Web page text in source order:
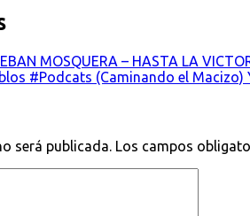
MOSQUERA – HASTA LA
#Podcats (Caminando el Macizo)
será publicada. Los campos